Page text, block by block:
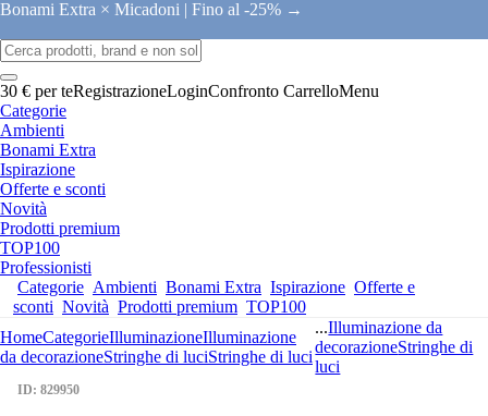
Bonami Extra × Micadoni | Fino al -25% →
30 € per teRegistrazioneLoginConfronto CarrelloMenu
Categorie
Ambienti
Bonami Extra
Ispirazione
Offerte e sconti
Novità
Prodotti premium
TOP100
Professionisti
Categorie Ambienti Bonami Extra Ispirazione Offerte e
sconti Novità Prodotti premium TOP100
HomeCategorieIlluminazioneIlluminazione
da decorazioneStringhe di luciStringhe di luci
...Illuminazione da
decorazioneStringhe di
luci
ID: 829950